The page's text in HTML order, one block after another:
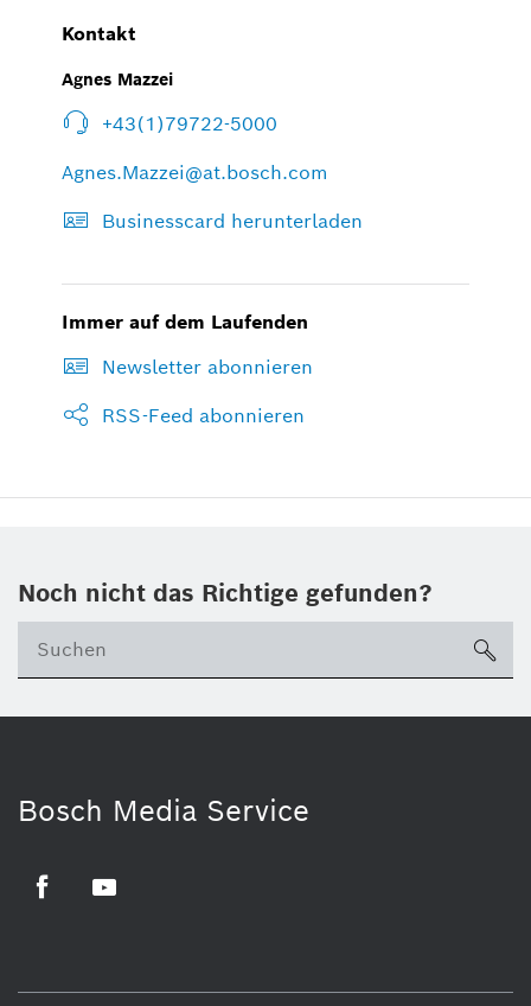
Kontakt
Agnes Mazzei
+43(1)79722-5000
Agnes.Mazzei@at.bosch.com
Businesscard herunterladen
Immer auf dem Laufenden
Newsletter abonnieren
RSS-Feed abonnieren
Noch nicht das Richtige gefunden?
Bosch Media Service